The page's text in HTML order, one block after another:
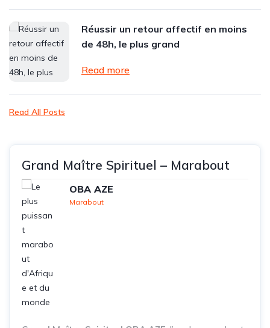
Réussir un retour affectif en moins
de 48h, le plus grand
Read more
Read All Posts
Grand Maître Spirituel – Marabout
OBA AZE
Marabout